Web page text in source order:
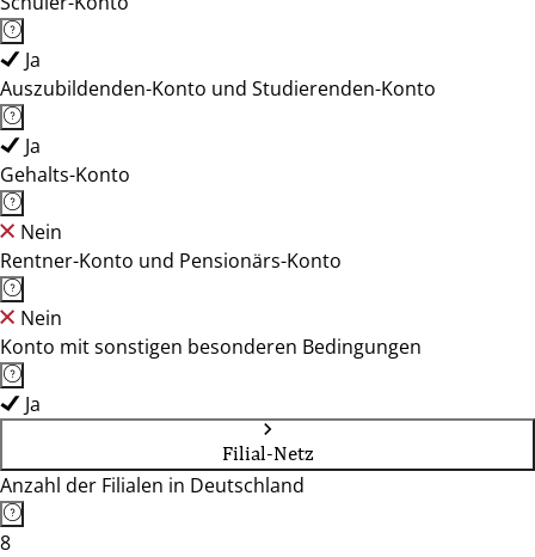
Ja
Auszubildenden-Konto und Studierenden-Konto
Ja
Gehalts-Konto
Nein
Rentner-Konto und Pensionärs-Konto
Nein
Konto mit sonstigen besonderen Bedingungen
Ja
Filial-Netz
Anzahl der Filialen in Deutschland
8